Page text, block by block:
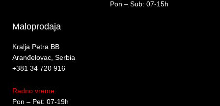
Pon – Sub: 07-15h
Maloprodaja
Kralja Petra BB
Aranđelovac, Serbia
+381 34 720 916
Radno vreme:
Pon – Pet: 07-19h